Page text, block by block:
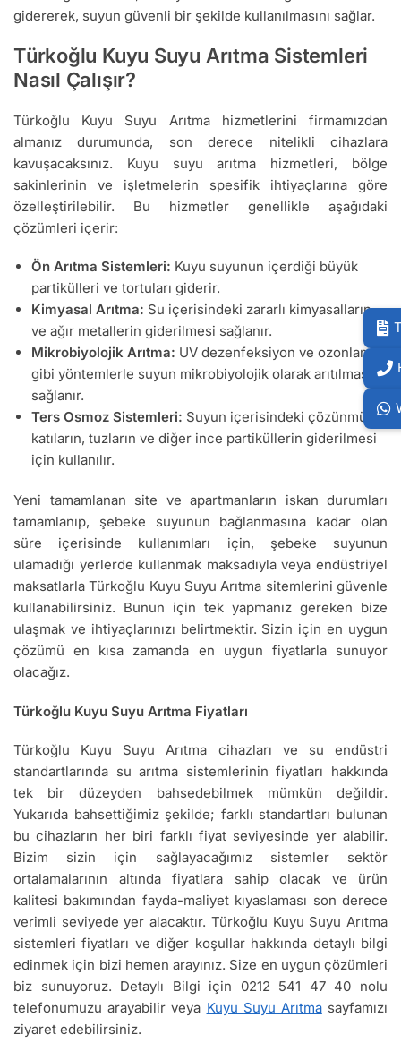
gidererek, suyun güvenli bir şekilde kullanılmasını sağlar.
Türkoğlu Kuyu Suyu Arıtma Sistemleri
Nasıl Çalışır?
Türkoğlu Kuyu Suyu Arıtma hizmetlerini firmamızdan
almanız durumunda, son derece nitelikli cihazlara
kavuşacaksınız. Kuyu suyu arıtma hizmetleri, bölge
sakinlerinin ve işletmelerin spesifik ihtiyaçlarına göre
özelleştirilebilir. Bu hizmetler genellikle aşağıdaki
çözümleri içerir:
Ön Arıtma Sistemleri: Kuyu suyunun içerdiği büyük
partikülleri ve tortuları giderir.
Kimyasal Arıtma: Su içerisindeki zararlı kimyasalların
ve ağır metallerin giderilmesi sağlanır.
Mikrobiyolojik Arıtma: UV dezenfeksiyon ve ozonlama
gibi yöntemlerle suyun mikrobiyolojik olarak arıtılması
sağlanır.
Ters Osmoz Sistemleri: Suyun içerisindeki çözünmüş
katıların, tuzların ve diğer ince partiküllerin giderilmesi
için kullanılır.
Yeni tamamlanan site ve apartmanların iskan durumları
tamamlanıp, şebeke suyunun bağlanmasına kadar olan
süre içerisinde kullanımları için, şebeke suyunun
ulamadığı yerlerde kullanmak maksadıyla veya endüstriyel
maksatlarla Türkoğlu Kuyu Suyu Arıtma sitemlerini güvenle
kullanabilirsiniz. Bunun için tek yapmanız gereken bize
ulaşmak ve ihtiyaçlarınızı belirtmektir. Sizin için en uygun
çözümü en kısa zamanda en uygun fiyatlarla sunuyor
olacağız.
Türkoğlu Kuyu Suyu Arıtma Fiyatları
Türkoğlu Kuyu Suyu Arıtma cihazları ve su endüstri
standartlarında su arıtma sistemlerinin fiyatları hakkında
tek bir düzeyden bahsedebilmek mümkün değildir.
Yukarıda bahsettiğimiz şekilde; farklı standartları bulunan
bu cihazların her biri farklı fiyat seviyesinde yer alabilir.
Bizim sizin için sağlayacağımız sistemler sektör
ortalamalarının altında fiyatlara sahip olacak ve ürün
kalitesi bakımından fayda-maliyet kıyaslaması son derece
verimli seviyede yer alacaktır. Türkoğlu Kuyu Suyu Arıtma
sistemleri fiyatları ve diğer koşullar hakkında detaylı bilgi
edinmek için bizi hemen arayınız. Size en uygun çözümleri
biz sunuyoruz. Detaylı Bilgi için 0212 541 47 40 nolu
telefonumuzu arayabilir veya Kuyu Suyu Arıtmasayfamızı
ziyaret edebilirsiniz.